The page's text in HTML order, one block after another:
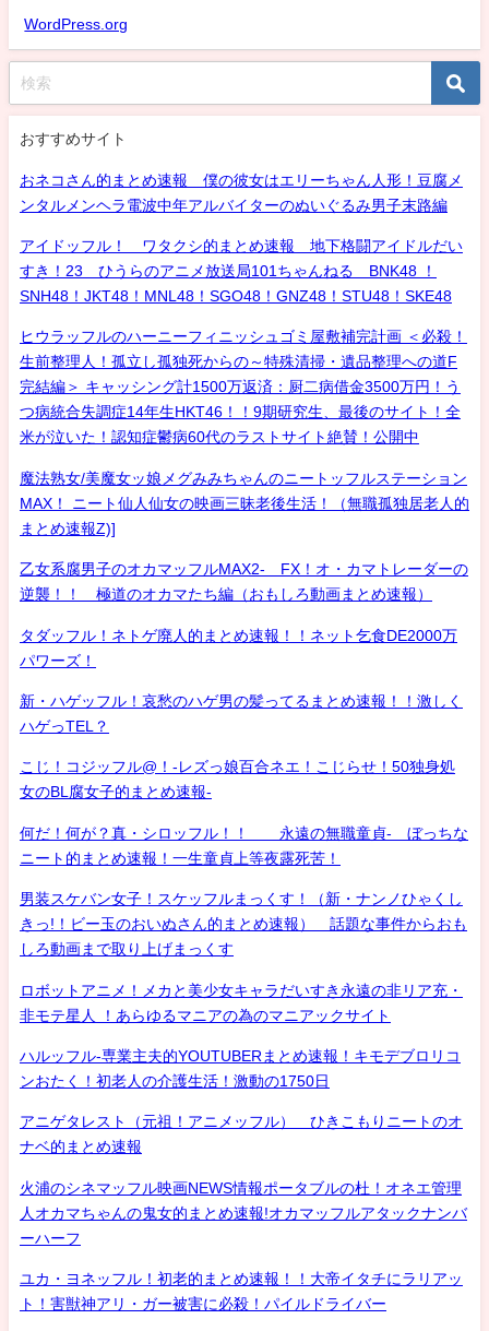
WordPress.org
おすすめサイト
おネコさん的まとめ速報 僕の彼女はエリーちゃん人形！豆腐メ
ンタルメンヘラ電波中年アルバイターのぬいぐるみ男子末路編
アイドッフル！ ワタクシ的まとめ速報 地下格闘アイドルだい
すき！23 ひうらのアニメ放送局101ちゃんねる BNK48 ！
SNH48！JKT48！MNL48！SGO48！GNZ48！STU48！SKE48
ヒウラッフルのハーニーフィニッシュゴミ屋敷補完計画 ＜必殺！
生前整理人！孤立し孤独死からの～特殊清掃・遺品整理への道F
完結編＞ キャッシング計1500万返済：厨二病借金3500万円！う
つ病統合失調症14年生HKT46！！9期研究生、最後のサイト！全
米が泣いた！認知症鬱病60代のラストサイト絶賛！公開中
魔法熟女/美魔女ッ娘メグみみちゃんのニートッフルステーション
MAX！ ニート仙人仙女の映画三昧老後生活！（無職孤独居老人的
まとめ速報Z)]
乙女系腐男子のオカマッフルMAX2- FX！オ・カマトレーダーの
逆襲！！ 極道のオカマたち編（おもしろ動画まとめ速報）
タダッフル！ネトゲ廃人的まとめ速報！！ネット乞食DE2000万
パワーズ！
新・ハゲッフル！哀愁のハゲ男の髪ってるまとめ速報！！激しく
ハゲっTEL？
こじ！コジッフル@！-レズっ娘百合ネエ！こじらせ！50独身処
女のBL腐女子的まとめ速報-
何だ！何が？真・シロッフル！！ 永遠の無職童貞- ぼっちな
ニート的まとめ速報！一生童貞上等夜露死苦！
男装スケバン女子！スケッフルまっくす！（新・ナンノひゃくし
きっ!！ビー玉のおいぬさん的まとめ速報） 話題な事件からおも
しろ動画まで取り上げまっくす
ロボットアニメ！メカと美少女キャラだいすき永遠の非リア充・
非モテ星人 ！あらゆるマニアの為のマニアックサイト
ハルッフル-専業主夫的YOUTUBERまとめ速報！キモデブロリコ
ンおたく！初老人の介護生活！激動の1750日
アニゲタレスト（元祖！アニメッフル） ひきこもりニートのオ
ナベ的まとめ速報
火浦のシネマッフル映画NEWS情報ポータブルの杜！オネエ管理
人オカマちゃんの鬼女的まとめ速報!オカマッフルアタックナンバ
ーハーフ
ユカ・ヨネッフル！初老的まとめ速報！！大帝イタチにラリアッ
ト！害獣神アリ・ガー被害に必殺！パイルドライバー